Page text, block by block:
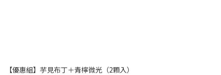
【優惠組】芋見布丁＋青檸微光（2顆入）